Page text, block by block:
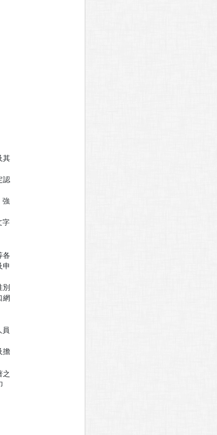
其
認
強
字
各
申
網
員
擔
之